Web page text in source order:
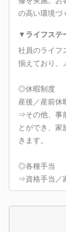
の高い環境づ
▼ライフステ
社員のライフ
揃えており、
◎休暇制度
産後／産前休
⇒その他、事
とができ、家
きます。
◎各種手当
⇒資格手当／